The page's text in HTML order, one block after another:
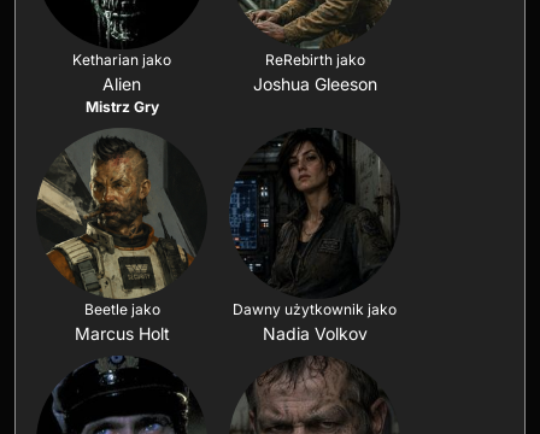
Ketharian jako
Alien
Mistrz Gry
ReRebirth jako
Joshua Gleeson
Beetle jako
Marcus Holt
Dawny użytkownik jako
Nadia Volkov